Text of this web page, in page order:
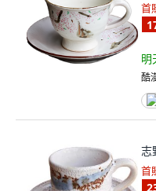
首
明
酷
志
首